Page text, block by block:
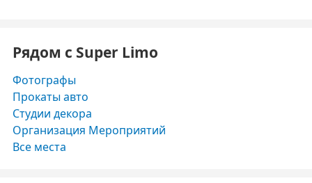
Рядом с Super Limo
Фотографы
Прокаты авто
Студии декора
Организация Мероприятий
Все места